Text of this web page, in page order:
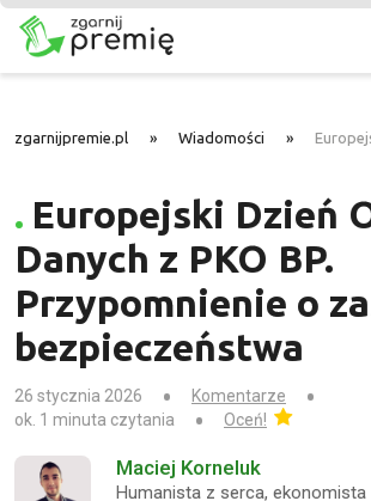
zgarnijpremie.pl » Wiadomości »
Europejski Dzień
Danych z PKO BP.
Przypomnienie o
bezpieczeństwa
26 stycznia 2026
Komentarze
ok. 1 minuta czytania
Oceń!
Maciej Korneluk
Humanista z serca,